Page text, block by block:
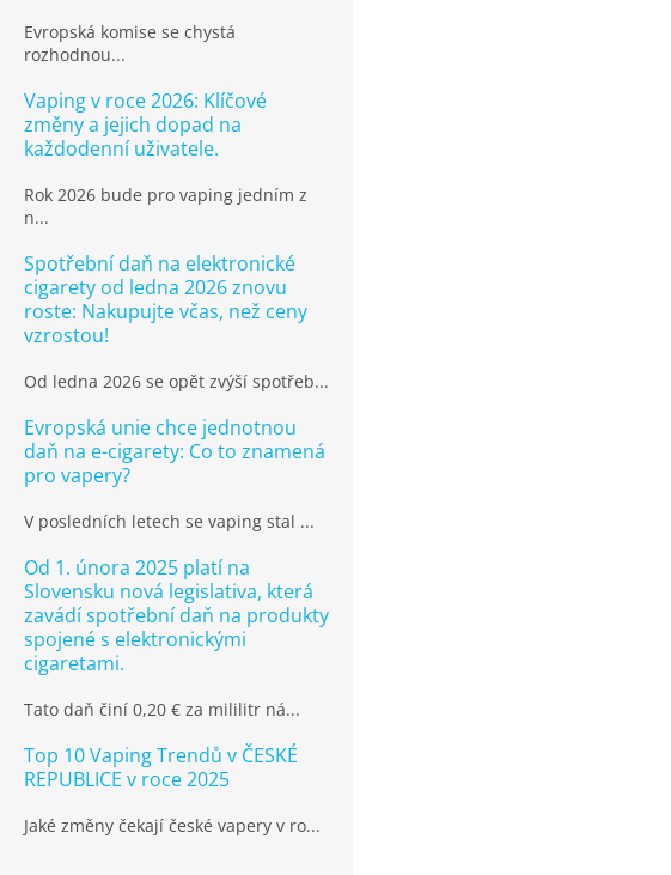
Evropská komise se chystá
rozhodnou...
Vaping v roce 2026: Klíčové
změny a jejich dopad na
každodenní uživatele.
Rok 2026 bude pro vaping jedním z
n...
Spotřební daň na elektronické
cigarety od ledna 2026 znovu
roste: Nakupujte včas, než ceny
vzrostou!
Od ledna 2026 se opět zvýší spotřeb...
Evropská unie chce jednotnou
daň na e-cigarety: Co to znamená
pro vapery?
V posledních letech se vaping stal ...
Od 1. února 2025 platí na
Slovensku nová legislativa, která
zavádí spotřební daň na produkty
spojené s elektronickými
cigaretami.
Tato daň činí 0,20 € za mililitr ná...
Top 10 Vaping Trendů v ČESKÉ
REPUBLICE v roce 2025
Jaké změny čekají české vapery v ro...